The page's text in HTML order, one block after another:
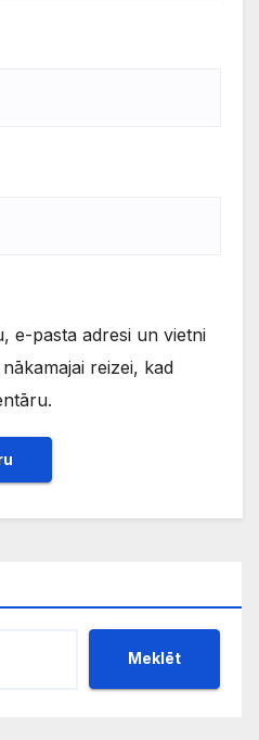
e-pasta adresi un vietni
reizei, kad
Meklēt